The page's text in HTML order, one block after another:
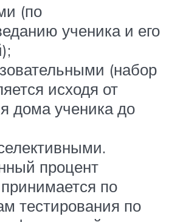
(по
ученика и его
(набор
исходя от
дома ученика до
процент
по
тестирования по